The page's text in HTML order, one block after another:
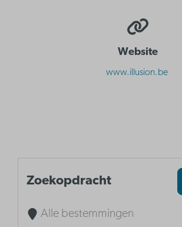
Website
www.illusion.be
Zoekopdracht
Alle bestemmingen